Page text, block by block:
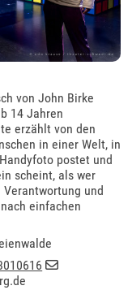
von John Birke
14 Jahren
erzählt von den
in einer Welt, in
postet und
scheint, als wer
und
einfachen